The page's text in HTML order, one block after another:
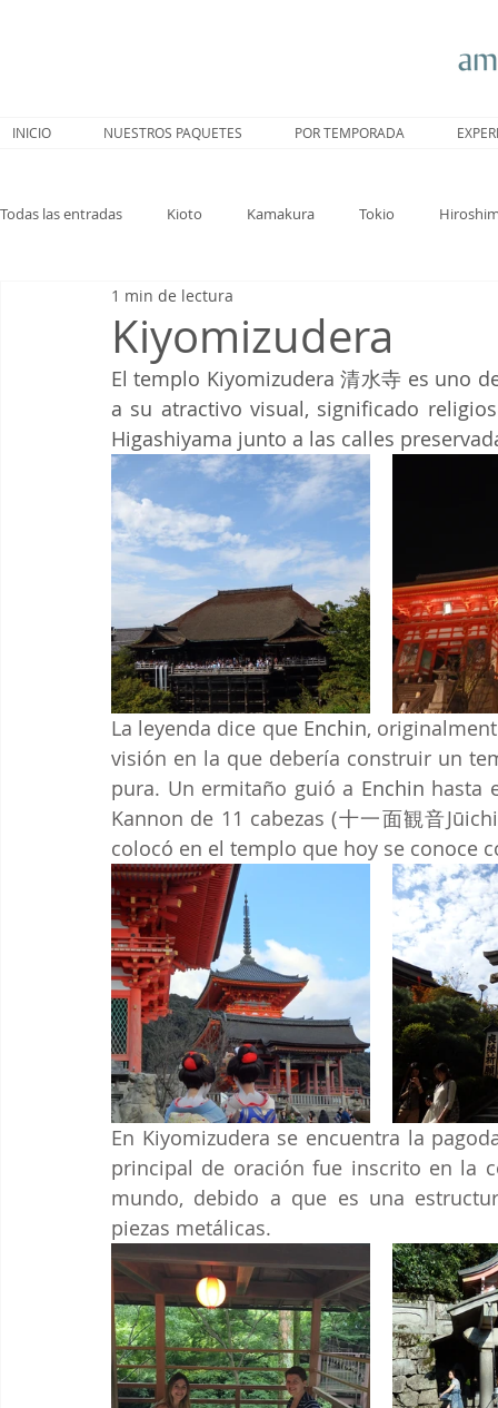
INICIO NUESTROS PAQUETES POR TEMPORADA
Todas las entradas Kioto Kamakura Tokio
Trenes Hakone
Kiyomizudera
1 min de lectura
El templo Kiyomizudera 清水寺 es uno
a su atractivo visual, significado
Higashiyama junto a las calles
La leyenda dice que Enchin,
visión en la que debería construir un
pura. Un ermitaño guió a Enchin hasta
Kannon de 11 cabezas (十一面観音
colocó en el templo que hoy se conoce
En Kiyomizudera se encuentra la
principal de oración fue inscrito en la
mundo, debido a que es una
piezas metálicas.